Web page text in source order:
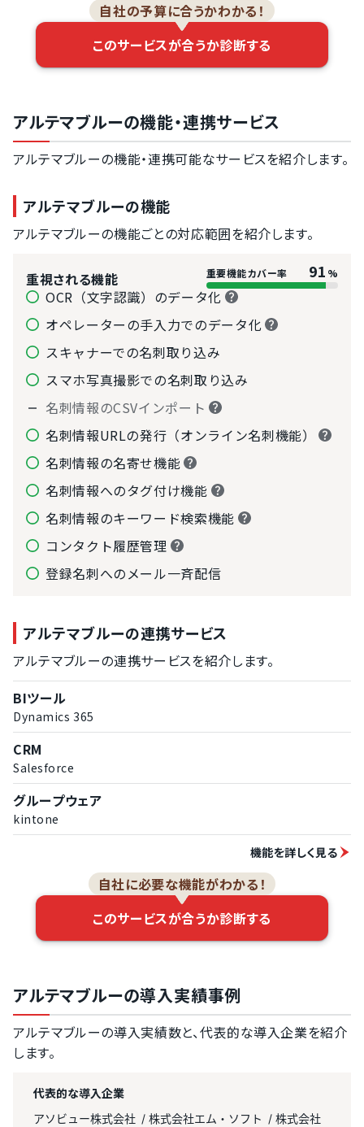
名刺情報URLの
発行（オンライ
ン名刺機能）
自社の予算に合うかわかる！
このサービスが合うか診断する
アルテマブルーの機能・連携サービス
アルテマブルーの機能・連携可能なサービスを紹介します。
アルテマブルーの機能
アルテマブルーの機能ごとの対応範囲を紹介します。
重視される機能 重要機能カバー率 91 %
OCR（文字認識）のデータ化
オペレーターの手入力でのデータ化
スキャナーでの名刺取り込み
スマホ写真撮影での名刺取り込み
名刺情報のCSVインポート
名刺情報URLの発行（オンライン名刺機能）
名刺情報の名寄せ機能
名刺情報へのタグ付け機能
名刺情報のキーワード検索機能
コンタクト履歴管理
登録名刺へのメール一斉配信
アルテマブルーの連携サービス
アルテマブルーの連携サービスを紹介します。
BIツール
Dynamics 365
CRM
Salesforce
グループウェア
kintone
機能を詳しく見る
自社に必要な機能がわかる！
このサービスが合うか診断する
アルテマブルーの導入実績事例
アルテマブルーの導入実績数と、代表的な導入企業を紹介
します。
代表的な導入企業
アソビュー株式会社 株式会社エム・ソフト
株式会社